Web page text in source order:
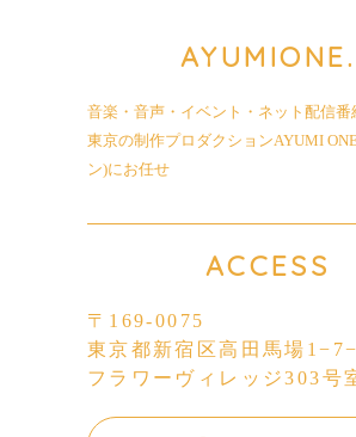
AYUMIONE.
音楽・音声・イベント・ネット配信番
東京の制作プロダクションAYUMI
ン)にお任せ
ACCESS
〒169-0075
東京都新宿区高田馬場
フラワーヴィレッジ303号